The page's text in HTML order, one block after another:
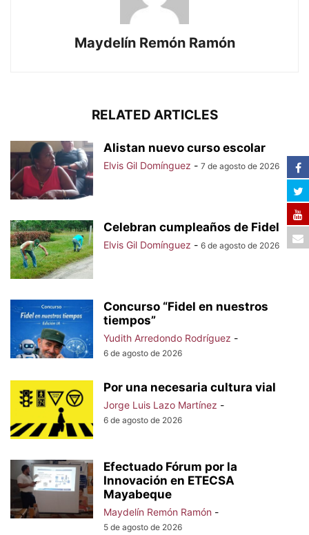
Maydelín Remón Ramón
RELATED ARTICLES
Alistan nuevo curso escolar
Elvis Gil Domínguez - 7 de agosto de 2026
Celebran cumpleaños de Fidel
Elvis Gil Domínguez - 6 de agosto de 2026
Concurso “Fidel en nuestros
tiempos”
Yudith Arredondo Rodríguez -
6 de agosto de 2026
Por una necesaria cultura vial
Jorge Luis Lazo Martínez -
6 de agosto de 2026
Efectuado Fórum por la
Innovación en ETECSA
Mayabeque
Maydelín Remón Ramón -
5 de agosto de 2026